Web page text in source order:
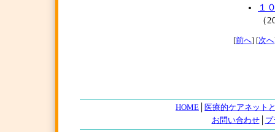
１
（
[前へ] [次へ
HOME
医療的ケアネット
お問い合わせ│ プ